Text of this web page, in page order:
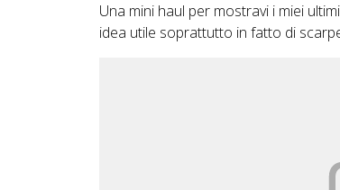
Una mini haul per mostravi i miei
idea utile soprattutto in fatto di